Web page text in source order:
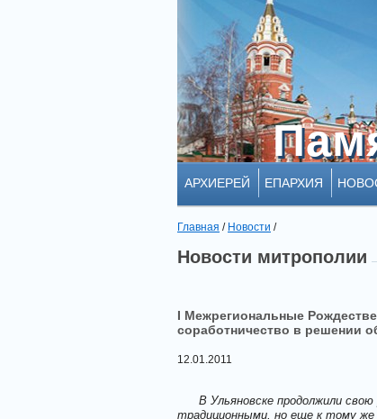
АРХИЕРЕЙ ЕПАРХИЯ
Главная / Новости /
Новости митрополии
I Межрегиональные
соработничество в решении
12.01.2011
В Ульяновске продолжили свою
традиционными, но еще к тому же